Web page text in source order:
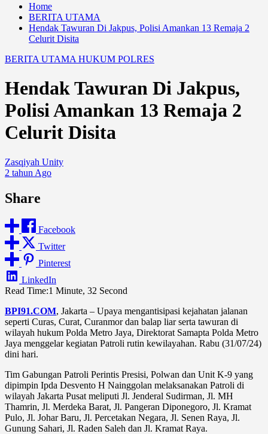
Home
BERITA UTAMA
Hendak Tawuran Di Jakpus, Polisi Amankan 13 Remaja 2
Celurit Disita
BERITA UTAMA HUKUM POLRES
Hendak Tawuran Di Jakpus,
Polisi Amankan 13 Remaja 2
Celurit Disita
Zasqiyah Unity
2 tahun Ago
Share
Facebook
Twitter
Pinterest
LinkedIn
Read Time:1 Minute, 32 Second
BPI91.COM, Jakarta – Upaya mengantisipasi kejahatan jalanan
seperti Curas, Curat, Curanmor dan balap liar serta tawuran di
wilayah hukum Polda Metro Jaya, Direktorat Samapta Polda Metro
Jaya menggelar kegiatan Patroli rutin kewilayahan. Rabu (31/07/24)
dini hari.
Tim Gabungan Patroli Perintis Presisi, Polwan dan Unit K-9 yang
dipimpin Ipda Desvento H Nainggolan melaksanakan Patroli di
wilayah Jakarta Pusat meliputi Jl. Jenderal Sudirman, Jl. MH
Thamrin, Jl. Merdeka Barat, Jl. Pangeran Diponegoro, Jl. Kramat
Pulo, Jl. Johar Baru, Jl. Percetakan Negara, Jl. Senen Raya, Jl.
Gunung Sahari, Jl. Raden Saleh dan Jl. Kramat Raya.